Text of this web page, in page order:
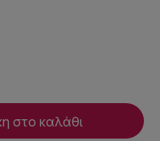
στο καλάθι